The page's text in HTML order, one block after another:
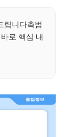
립니다촉법
로 핵심 내